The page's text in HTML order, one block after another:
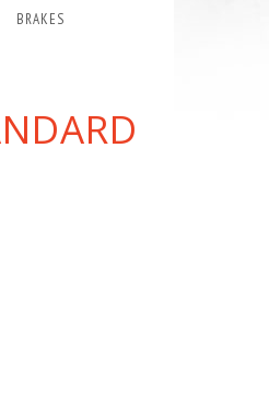
BRAKES